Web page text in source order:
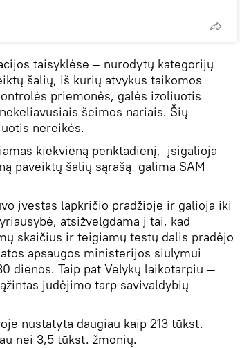
taisyklėse – nurodytų kategorijų
šalių, iš kurių atvykus taikomos
priemonės, galės izoliuotis
šeimos nariais. Šių
nereikės.
kiekvieną penktadienį, įsigalioja
paveiktų šalių sąrašą galima SAM
įvestas lapkričio pradžioje ir galioja iki
atsižvelgdama į tai, kad
skaičius ir teigiamų testų dalis pradėjo
apsaugos ministerijos siūlymui
dienos. Taip pat Velykų laikotarpiu —
judėjimo tarp savivaldybių
nustatyta daugiau kaip 213 tūkst.
nei 3,5 tūkst. žmonių.